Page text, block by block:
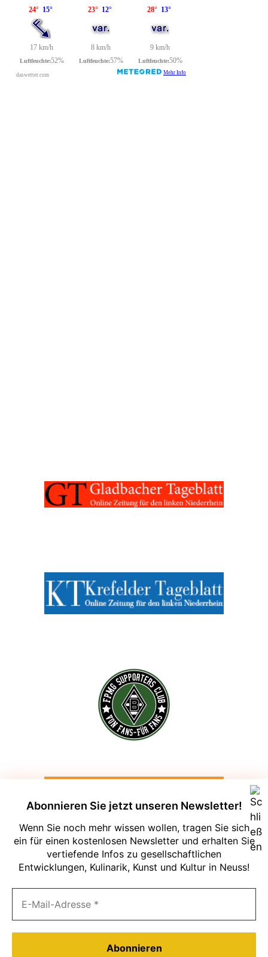
Abonnieren Sie jetzt unseren Newsletter!
Wenn Sie noch mehr wissen wollen, tragen Sie sich
ein für einen kostenlosen Newsletter und erhalten Sie
vertiefende Infos zu gesellschaftlichen
Entwicklungen, Kulinarik, Kunst und Kultur in Neuss!
Um unsere Webseite für Sie optimal zu
gestalten und fortlaufend verbessern zu
können, verwenden wir Cookies. Durch
Cookies erhalten Sie in unserer